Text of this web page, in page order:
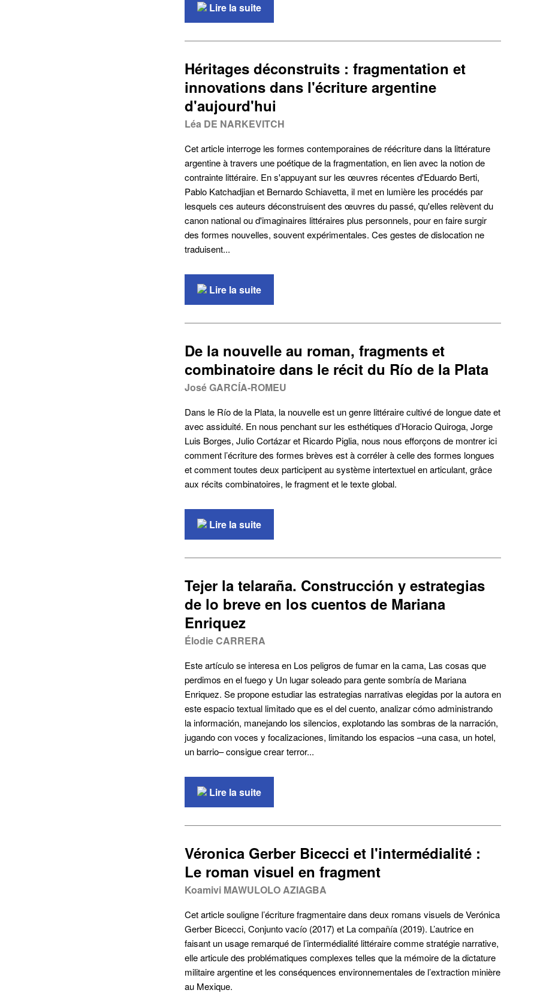
Lire la suite
Héritages déconstruits : fragmentation et
innovations dans l'écriture argentine
d'aujourd'hui
Léa DE NARKEVITCH
Cet article interroge les formes contemporaines de réécriture dans la littérature
argentine à travers une poétique de la fragmentation, en lien avec la notion de
contrainte littéraire. En s'appuyant sur les œuvres récentes d'Eduardo Berti,
Pablo Katchadjian et Bernardo Schiavetta, il met en lumière les procédés par
lesquels ces auteurs déconstruisent des œuvres du passé, qu'elles relèvent du
canon national ou d'imaginaires littéraires plus personnels, pour en faire surgir
des formes nouvelles, souvent expérimentales. Ces gestes de dislocation ne
traduisent...
Lire la suite
De la nouvelle au roman, fragments et
combinatoire dans le récit du Río de la Plata
José GARCÍA-ROMEU
Dans le Río de la Plata, la nouvelle est un genre littéraire cultivé de longue date et
avec assiduité. En nous penchant sur les esthétiques d’Horacio Quiroga, Jorge
Luis Borges, Julio Cortázar et Ricardo Piglia, nous nous efforçons de montrer ici
comment l’écriture des formes brèves est à corréler à celle des formes longues
et comment toutes deux participent au système intertextuel en articulant, grâce
aux récits combinatoires, le fragment et le texte global.
Lire la suite
Tejer la telaraña. Construcción y estrategias
de lo breve en los cuentos de Mariana
Enriquez
Élodie CARRERA
Este artículo se interesa en Los peligros de fumar en la cama, Las cosas que
perdimos en el fuego y Un lugar soleado para gente sombría de Mariana
Enriquez. Se propone estudiar las estrategias narrativas elegidas por la autora en
este espacio textual limitado que es el del cuento, analizar cómo administrando
la información, manejando los silencios, explotando las sombras de la narración,
jugando con voces y focalizaciones, limitando los espacios –una casa, un hotel,
un barrio– consigue crear terror...
Lire la suite
Véronica Gerber Bicecci et l'intermédialité :
Le roman visuel en fragment
Koamivi MAWULOLO AZIAGBA
Cet article souligne l’écriture fragmentaire dans deux romans visuels de Verónica
Gerber Bicecci, Conjunto vacío (2017) et La compañía (2019). L’autrice en
faisant un usage remarqué de l’intermédialité littéraire comme stratégie narrative,
elle articule des problématiques complexes telles que la mémoire de la dictature
militaire argentine et les conséquences environnementales de l’extraction minière
au Mexique.